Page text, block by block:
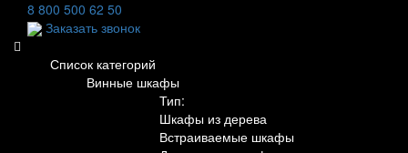
8 800 500 62 50
Заказать звонок
Список категорий
Винные шкафы
Тип:
Шкафы из дерева
Встраиваемые шкафы